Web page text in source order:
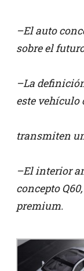
–El auto
sobre el
–La
este vehículo
transmiten
–El interior
concepto
premium.